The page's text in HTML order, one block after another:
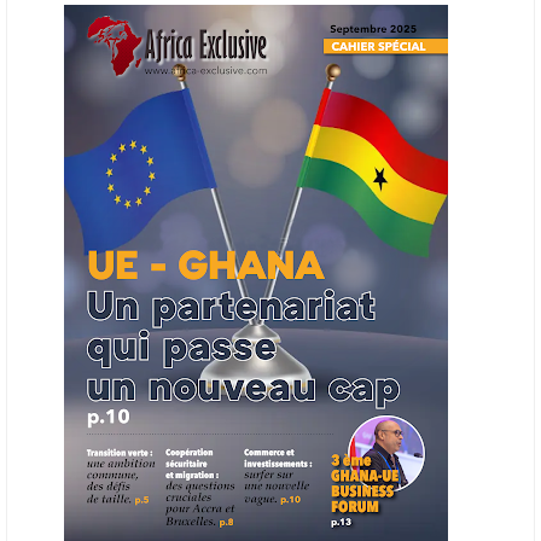
en place une plateforme numérique destinée à donner la priorité aux
entreprises du continent dans les marchés du secteur énergétique.
Cet outil permettra de recenser les entreprises africaines opérant dans
la chaîne de valeur énergétique et de publier des appels d’offres
ouverts en priorité aux sociétés du continent. Le projet est en phase
finale de développement et devrait aboutir, d’ici fin 2026 ou début
2027, à un bulletin africain des appels d’offres dans le secteur de
l’énergie.
06/06/26 AFRICA FINANCE CORPORATION
Cette semaine, Africa Finance Corporation (AFC) a annoncé avoir
bouclé un prêt syndiqué de 2 milliards de dollars, la plus importante
levée de son histoire. Initialement calibrée à 1,6 milliard, l'opération a
été relevée de 400 millions face à l'afflux des souscriptions de
banques internationales. Plus du tiers des fonds proviennent
d'institutions financières asiatiques, à parts égales avec l'Europe.
L'Asie-Pacifique et l'Europe pèsent chacune 35 % du tour de table,
devant le Moyen-Orient (25 %) et l'Afrique (5 %), selon le communiqué
de l'institution panafricaine, qui compte 48 pays membres.
ECHANGES AFRIQUE - UE